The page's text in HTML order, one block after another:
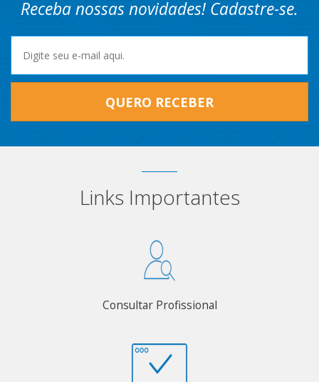
Receba nossas novidades! Cadastre-se.
QUERO RECEBER
Links Importantes
Consultar Profissional